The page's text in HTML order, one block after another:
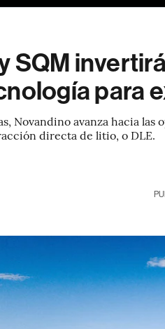
SQM
para
Novandino avanza hacia
directa de litio, o DLE.